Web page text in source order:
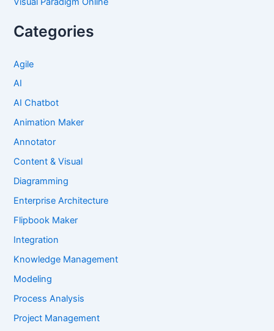
Categories
Agile
AI
AI Chatbot
Animation Maker
Annotator
Content & Visual
Diagramming
Enterprise Architecture
Flipbook Maker
Integration
Knowledge Management
Modeling
Process Analysis
Project Management